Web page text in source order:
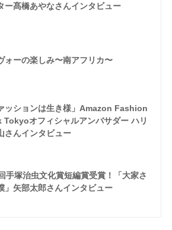
ー髙橋あやなさんインタビュー
ォーの楽しみ〜南アフリカ〜
ッションは生き様」Amazon Fashion
Tokyoオフィシャルアンバサダー ハリ
さんインタビュー
手塚治虫文化賞短編賞受賞！「大家さ
」矢部太郎さんインタビュー